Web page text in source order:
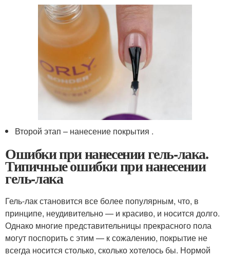
Второй этап – нанесение покрытия .
Ошибки при нанесении гель-лака.
Типичные ошибки при нанесении
гель-лака
Гель-лак становится все более популярным, что, в
принципе, неудивительно — и красиво, и носится долго.
Однако многие представительницы прекрасного пола
могут поспорить с этим — к сожалению, покрытие не
всегда носится столько, сколько хотелось бы. Нормой